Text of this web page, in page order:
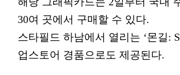
30여 곳에서 구매할 수 있다.
스타필드 하남에서 열리는 ‘몬길:
업스토어 경품으로도 제공된다.